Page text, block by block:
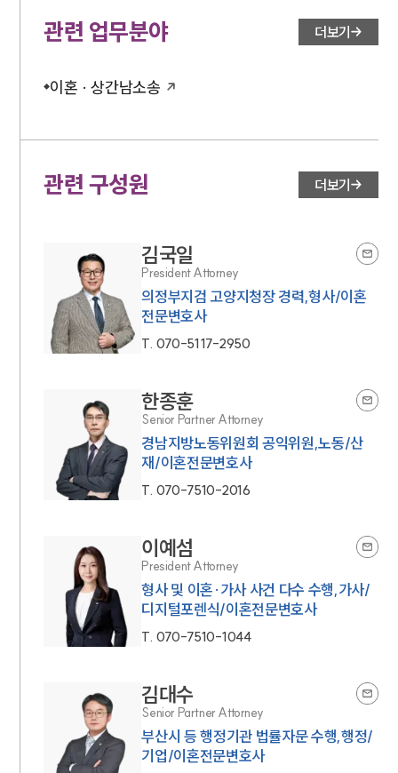
관련 업무분야 더보기
이혼 · 상간남소송
관련 구성원 더보기
김국일
President Attorney
의정부지검 고양지청장 경력,형사/이혼
전문변호사
T. 070-5117-2950
한종훈
Senior Partner Attorney
경남지방노동위원회 공익위원,노동/산
재/이혼전문변호사
T. 070-7510-2016
이예섬
President Attorney
형사 및 이혼·가사 사건 다수 수행,가사/
디지털포렌식/이혼전문변호사
T. 070-7510-1044
김대수
Senior Partner Attorney
부산시 등 행정기관 법률자문 수행,행정/
기업/이혼전문변호사